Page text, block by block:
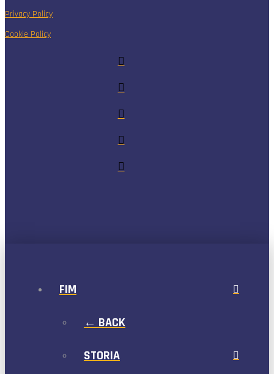
Privacy Policy
Cookie Policy
FIM
← BACK
STORIA